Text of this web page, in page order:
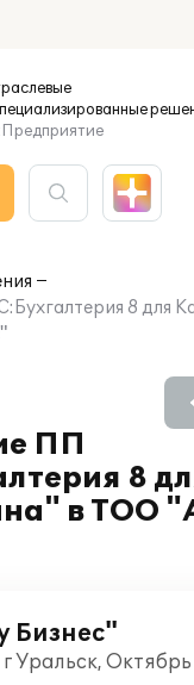
8 для
ПП
8
в ТОО
Бизнес"
Уральск,